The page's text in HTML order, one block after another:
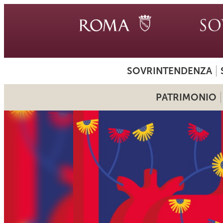
SOVRINTENDENZA
PATRIMONIO